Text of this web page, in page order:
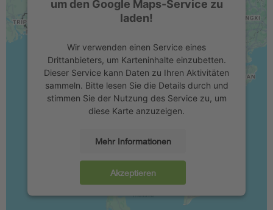
um den Google Maps-Service zu
laden!
Wir verwenden einen Service eines
Drittanbieters, um Karteninhalte einzubetten.
Dieser Service kann Daten zu Ihren Aktivitäten
sammeln. Bitte lesen Sie die Details durch und
stimmen Sie der Nutzung des Service zu, um
diese Karte anzuzeigen.
Mehr Informationen
Akzeptieren